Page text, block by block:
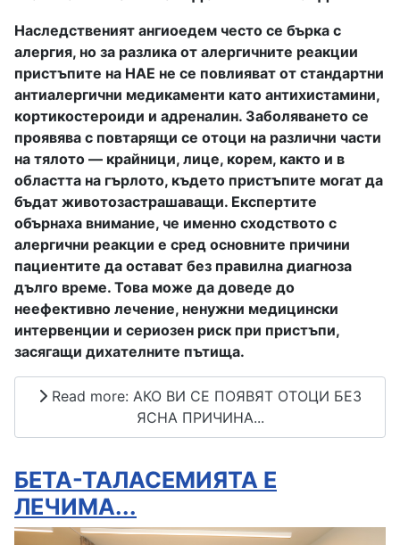
Наследственият ангиоедем често се бърка с
алергия, но за разлика от алергичните реакции
пристъпите на НАЕ не се повлияват от стандартни
антиалергични медикаменти като антихистамини,
кортикостероиди и адреналин. Заболяването се
проявява с повтарящи се отоци на различни части
на тялото — крайници, лице, корем, както и в
областта на гърлото, където пристъпите могат да
бъдат животозастрашаващи. Експертите
обърнаха внимание, че именно сходството с
алергични реакции е сред основните причини
пациентите да остават без правилна диагноза
дълго време. Това може да доведе до
неефективно лечение, ненужни медицински
интервенции и сериозен риск при пристъпи,
засягащи дихателните пътища.
Read more: АКО ВИ СЕ ПОЯВЯТ ОТОЦИ БЕЗ
ЯСНА ПРИЧИНА...
БЕТА-ТАЛАСЕМИЯТА Е
ЛЕЧИМА...